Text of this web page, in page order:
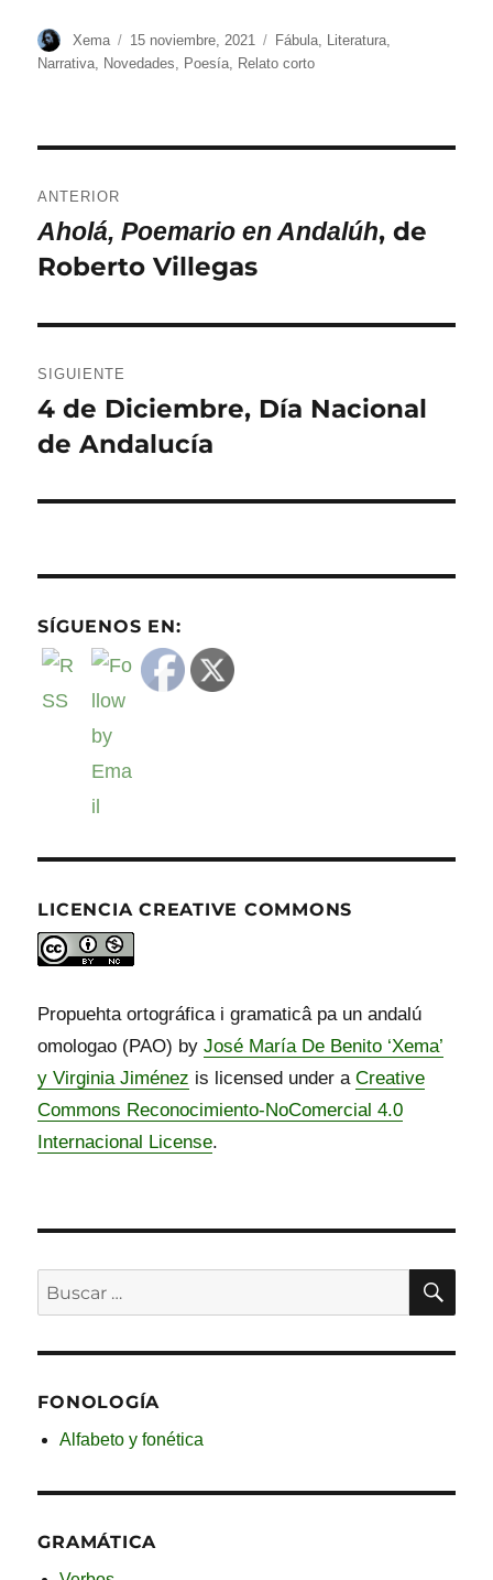
Autor
Xema
Publicado
el
15 noviembre, 2021 Categorías
Fábula Literatura
Narrativa
Novedades Poesía Relato corto
de
entradas
ANTERIOR
Entrada
anterior:
Aholá, Poemario en Andalúh, de
Roberto Villegas
SIGUIENTE
Entrada
siguiente:
4 de Diciembre, Día Nacional
de Andalucía
SÍGUENOS EN:
LICENCIA CREATIVE COMMONS
Propuehta ortográfica i gramaticâ pa un andalú
omologao (PAO) byJosé María De Benito ‘Xema’
y Virginia Jiménez is licensed under aCreative
Commons Reconocimiento-NoComercial 4.0
Internacional License.
Buscar
por:
FONOLOGÍA
Alfabeto y fonética
GRAMÁTICA